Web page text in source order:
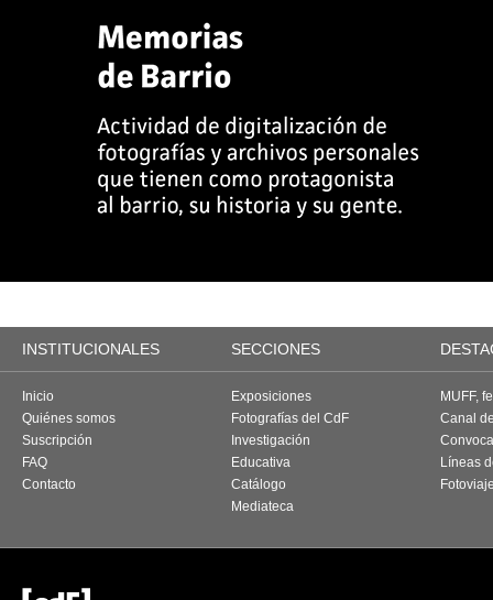
INSTITUCIONALES SECCIONES
Inicio
Quiénes somos
Suscripción
FAQ
Contacto
Exposiciones
Fotografías del CdF
Investigación
Educativa
Catálogo
Mediateca
MUFF,
Canal
Líneas